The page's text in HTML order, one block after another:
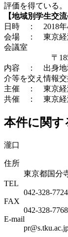
評価を得ている。
【地域別学生
日時 ： 2018年
会場 ： 東京経
会議室
〒185-8502
内容 ： 出身地
介等を交え情報交
主催 ： 東京経
共催 ： 東京経
本件に関す
瀧口
住所
東京都国分
TEL
042-328-7724
FAX
042-328-7768
E-mail